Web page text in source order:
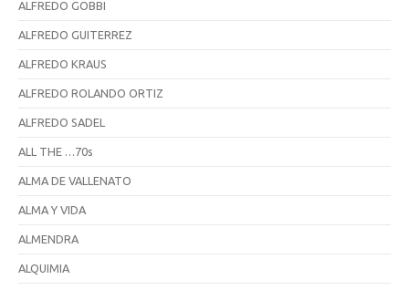
ALFREDO GOBBI
ALFREDO GUITERREZ
ALFREDO KRAUS
ALFREDO ROLANDO ORTIZ
ALFREDO SADEL
ALL THE …70s
ALMA DE VALLENATO
ALMA Y VIDA
ALMENDRA
ALQUIMIA